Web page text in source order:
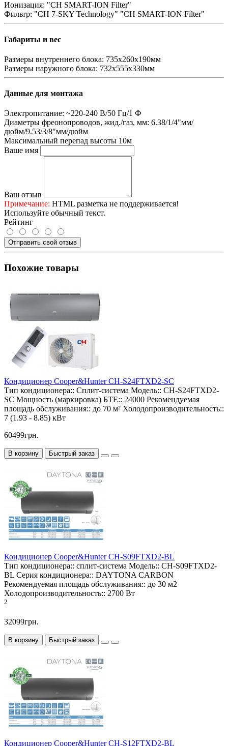
Ионизация: "CH SMART-ION Filter"
Фильтр: "CH 7-SKY Technology" "CH SMART-ION Filter"
Габариты и вес
Размеры внутреннего блока: 735x260x190мм
Размеры наружного блока: 732x555x330мм
Данные для монтажа
Электропитание: ~220-240 В/50 Гц/1 Ф
Диаметры фреонопроводов, жид./газ, мм: 6.38/1/4"мм/
дюйм/9.53/3/8"мм/дюйм
Максимальный перепад высоты 10м
Ваше имя
Ваш отзыв
Примечание: HTML разметка не поддерживается!
Используйте обычный текст.
Рейтинг
Отправить свой отзыв
Похожие товары
Кондиционер Cooper&Hunter CH-S24FTXD2-SC
Тип кондиционера:: Сплит-система Модель:: CH-S24FTXD2-
SC Мощность (маркировка) БТЕ:: 24000 Рекомендуемая
площадь обслуживания:: до 70 м² Холодопроизводительность::
7 (1.93 - 8.85) кВт
60499грн.
В корзину Быстрый заказ
Кондиционер Cooper&Hunter CH-S09FTXD2-BL
Тип кондиционера:: сплит-система Модель:: CH-S09FTXD2-
BL Серия кондиционера:: DAYTONA CARBON
Рекомендуемая площадь обслуживания:: до 30 м2
Холодопроизводительность:: 2700 Вт
2
32099грн.
В корзину Быстрый заказ
Кондиционер Cooper&Hunter CH-S12FTXD2-BL